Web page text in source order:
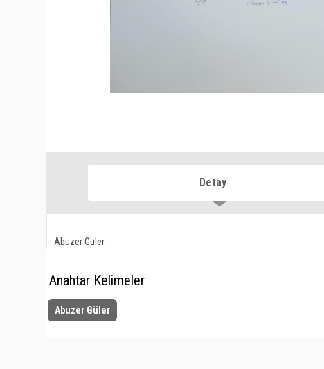
Detay
Abuzer Güler
Anahtar Kelimeler
Abuzer Güler